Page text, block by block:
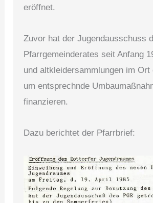
eröffnet.
Zuvor hat der Jugendausschuss
Pfarrgemeinderates seit Anfang
und altkleidersammlungen im Ort
um entsprechnde
finanzieren.
Dazu berichtet der Pfarrbrief: